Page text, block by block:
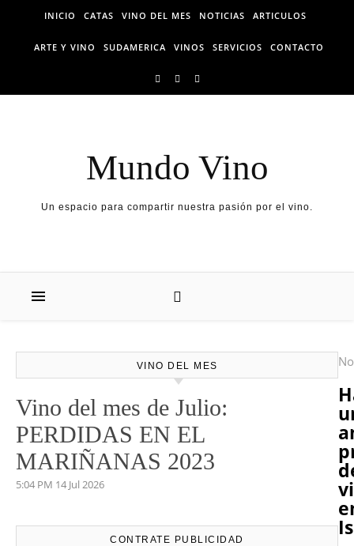
content
INICIO CATAS VINO DEL MES NOTICIAS ARTICULOS
ARTE Y VINO SUDAMERICA VINOS SERVICIOS CONTACTO
Mundo Vino
Un espacio para compartir nuestra pasión por el vino.
VINO DEL MES
Vino del mes de Julio:
PERDIDAS EN EL
MARIÑANAS 2023
5:04 PM 14 Jul 2026
CONTRATE PUBLICIDAD